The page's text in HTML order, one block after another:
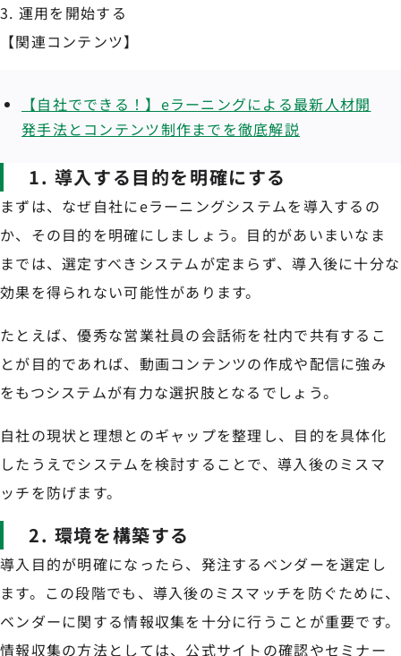
運用を開始する
【関連コンテンツ】
【自社でできる！】eラーニングによる最新人材開
発手法とコンテンツ制作までを徹底解説
1. 導入する目的を明確にする
まずは、なぜ自社にeラーニングシステムを導入するの
か、その目的を明確にしましょう。目的があいまいなま
までは、選定すべきシステムが定まらず、導入後に十分な
効果を得られない可能性があります。
たとえば、優秀な営業社員の会話術を社内で共有するこ
とが目的であれば、動画コンテンツの作成や配信に強み
をもつシステムが有力な選択肢となるでしょう。
自社の現状と理想とのギャップを整理し、目的を具体化
したうえでシステムを検討することで、導入後のミスマ
ッチを防げます。
2. 環境を構築する
導入目的が明確になったら、発注するベンダーを選定し
ます。この段階でも、導入後のミスマッチを防ぐために、
ベンダーに関する情報収集を十分に行うことが重要です。
情報収集の方法としては、公式サイトの確認やセミナー